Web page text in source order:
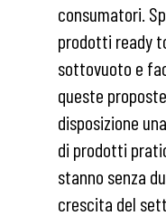
consumatori.
prodotti ready
sottovuoto e
queste
disposizione
di prodotti
stanno senza
crescita del